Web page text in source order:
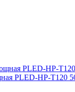
PLED-HP-T120